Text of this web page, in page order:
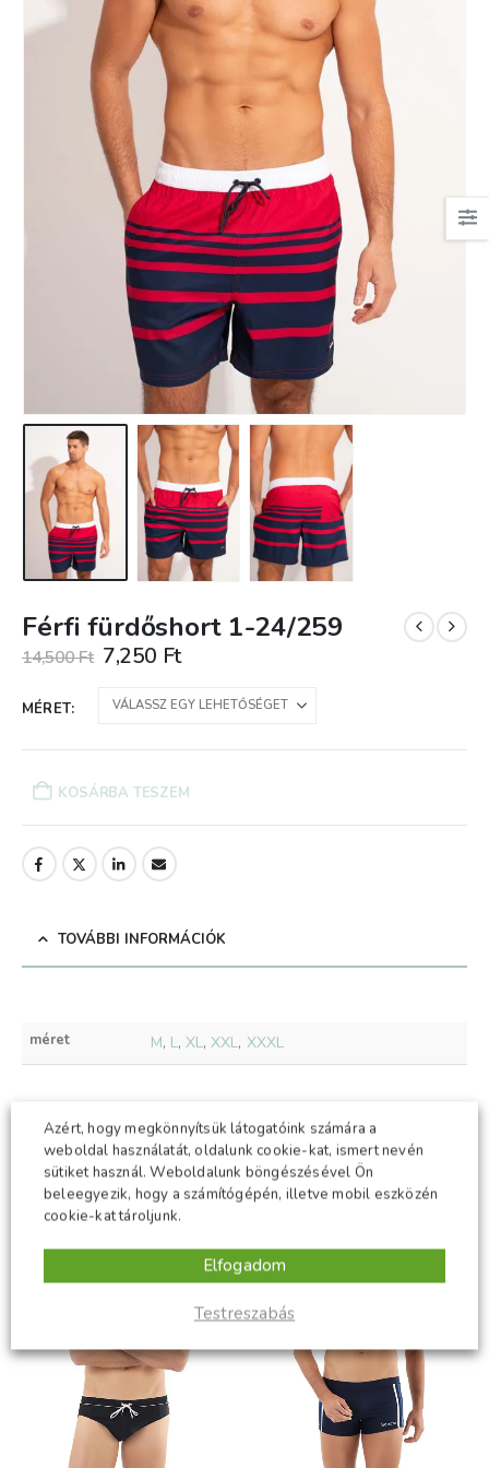
Férfi fürdőshort 1-24/259
14,500Ft Original
price
was:
14,500 Ft.
7,250 FtCurrent
is:
7,250 Ft.
MÉRET
KOSÁRBA TESZEM
TOVÁBBI INFORMÁCIÓK
méret M, L, XL,XXL, XXXL
Ha csipkés fehérnemű,
akkor nekem a Bonatti.
Mert gyönyörűek, mert
kényelmesek.
És az egyetlen hely, ahol
tanácsot kaptam!
KAPCSOLÓDÓ TERMÉKEK
ÚJ
-50% -50%
Azért, hogy megkönnyítsük látogatóink számára a
weboldal használatát, oldalunk cookie-kat, ismert nevén
sütiket használ. Weboldalunk böngészésével Ön
beleegyezik, hogy a számítógépén, illetve mobil eszközén
cookie-kat tároljunk.
Testreszabás
Elfogadom